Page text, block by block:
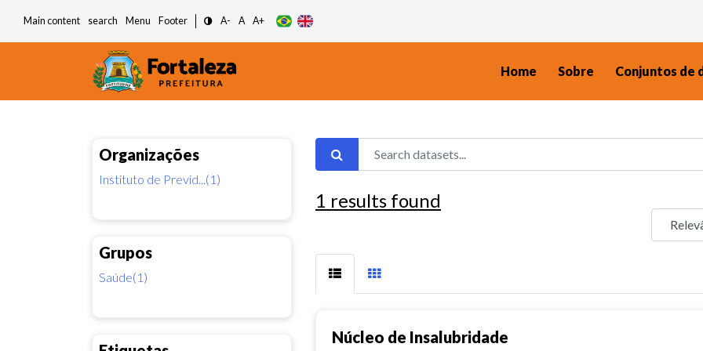
Main content search Menu Footer A- A A+
Home Sobre Conjuntos de
Organizações
Instituto de Previd...(1)
Grupos
Saúde(1)
1 results found
Núcleo de Insalubridade